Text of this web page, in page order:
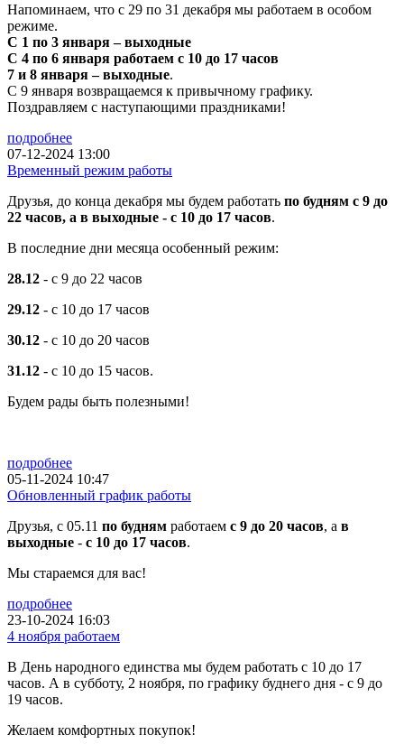
Напоминаем, что с 29 по 31 декабря мы работаем в особом
режиме.
С 1 по 3 января – выходные
С 4 по 6 января работаем с 10 до 17 часов
7 и 8 января – выходные.
С 9 января возвращаемся к привычному графику.
Поздравляем с наступающими праздниками!
подробнее
07-12-2024 13:00
Временный режим работы
Друзья, до конца декабря мы будем работать по будням с 9 до
22 часов, а в выходные - с 10 до 17 часов.
В последние дни месяца особенный режим:
28.12 - с 9 до 22 часов
29.12 - с 10 до 17 часов
30.12 - с 10 до 20 часов
31.12 - с 10 до 15 часов.
Будем рады быть полезными!
подробнее
05-11-2024 10:47
Обновленный график работы
Друзья, с 05.11 по будням работаем с 9 до 20 часов, а в
выходные - с 10 до 17 часов.
Мы стараемся для вас!
подробнее
23-10-2024 16:03
4 ноября работаем
В День народного единства мы будем работать с 10 до 17
часов. А в субботу, 2 ноября, по графику буднего дня - с 9 до
19 часов.
Желаем комфортных покупок!